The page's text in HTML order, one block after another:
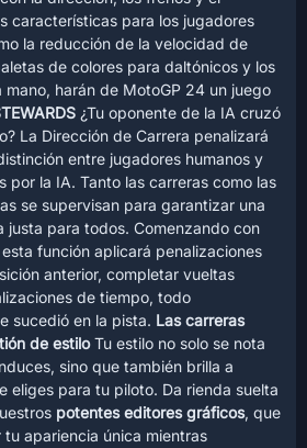
características para los jugadores
la reducción de la velocidad de
de colores para daltónicos y los
mano, harán de MotoGP 24 un juego
¿Tu oponente de la IA cruzó
La Dirección de Carrera penalizará
entre jugadores humanos y
por la IA. Tanto las carreras como las
se supervisan para garantizar una
justa para todos. Comenzando con
función aplicará penalizaciones
anterior, completar vueltas
de tiempo, todo
sucedió en la pista. Las carreras
de estiloTu estilo no solo se nota
sino que también brilla a
eliges para tu piloto. Da rienda suelta
potentes editores gráficos, que
apariencia única mientras